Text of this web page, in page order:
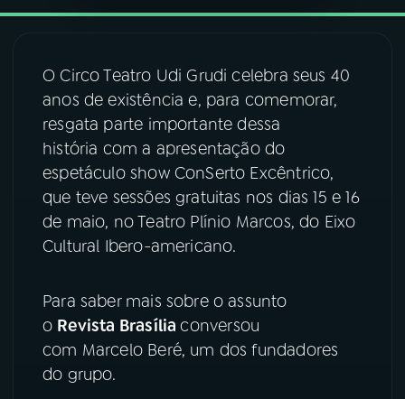
08FESTIVAL DE MÚSICA
ACOMPANHE A RÁDIO NACIONAL
YouTube Facebook
Instagram X
TikTok
O Circo Teatro Udi Grudi celebra seus 40
anos de existência e, para comemorar,
resgata parte importante dessa
história com a apresentação do
espetáculo show ConSerto Excêntrico,
que teve sessões gratuitas nos dias 15 e 16
de maio, no Teatro Plínio Marcos, do Eixo
Cultural Ibero-americano.
Para saber mais sobre o assunto
o Revista Brasíliaconversou
com Marcelo Beré, um dos fundadores
do grupo.